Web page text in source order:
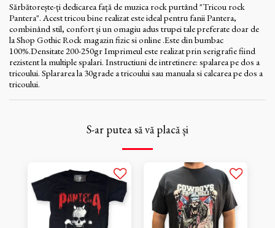
Sărbătorește-ți dedicarea față de muzica rock purtând "Tricou rock
Pantera". Acest tricou bine realizat este ideal pentru fanii Pantera,
combinând stil, confort și un omagiu adus trupei tale preferate doar de
la Shop Gothic Rock magazin fizic si online .Este din bumbac
100%.Densitate 200-250gr Imprimeul este realizat prin serigrafie fiind
rezistent la multiple spalari. Instructiuni de intretinere: spalarea pe dos a
tricoului. Splararea la 30grade a tricoului sau manuala si calcarea pe dos a
tricoului.
S-ar putea să vă placă și